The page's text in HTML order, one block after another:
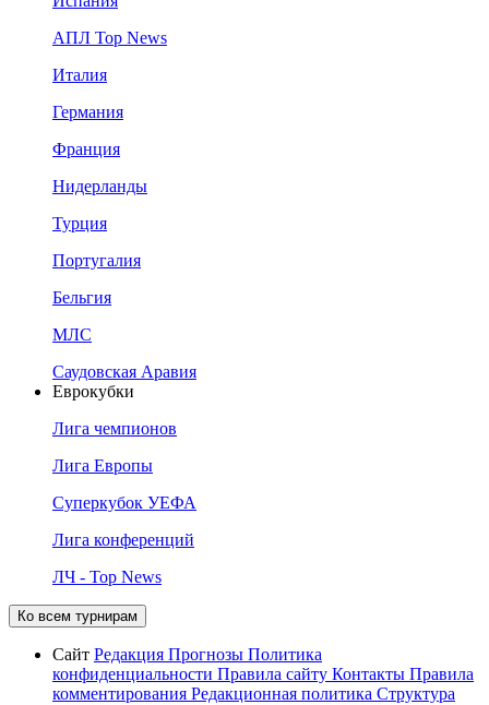
АПЛ Top News
Италия
Германия
Франция
Нидерланды
Турция
Португалия
Бельгия
МЛС
Саудовская Аравия
Еврокубки
Лига чемпионов
Лига Европы
Суперкубок УЕФА
Лига конференций
ЛЧ - Top News
Ко всем турнирам
Сайт Редакция Прогнозы Политика
конфиденциальности Правила сайту Контакты Правила
комментирования Редакционная политика Структура